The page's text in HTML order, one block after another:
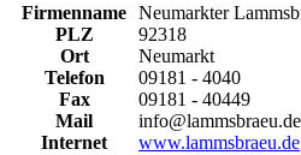
Firmenname Neumarkter
PLZ
92318
Ort
Neumarkt
Telefon
09181 - 4040
Fax
09181 - 40449
Mail
info@lammsbraeu.de
Internet
www.lammsbraeu.de